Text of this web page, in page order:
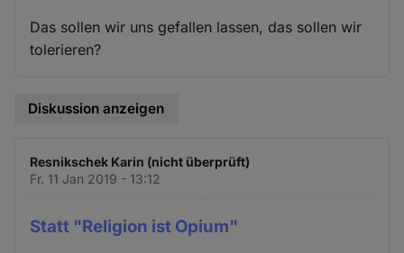
Das sollen wir uns gefallen lassen, das sollen wir
tolerieren?
Diskussion anzeigen
Resnikschek Karin (nicht überprüft)
Fr. 11 Jan 2019 - 13:12
Statt "Religion ist Opium"